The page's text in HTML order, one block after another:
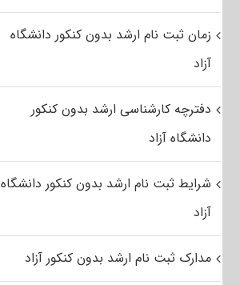
زمان ثبت نام ارشد بدون کنکور دانشگاه
آزاد
دفترچه کارشناسی ارشد بدون کنکور
دانشگاه آزاد
شرایط ثبت نام ارشد بدون کنکور دانشگاه
آزاد
مدارک ثبت نام ارشد بدون کنکور آزاد